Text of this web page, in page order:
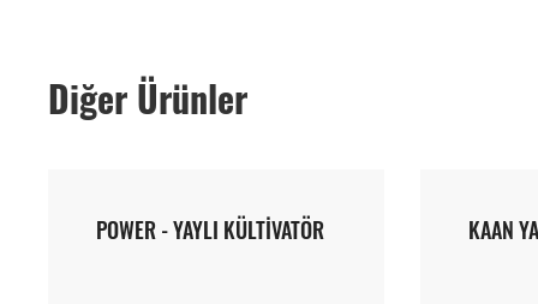
Diğer Ürünler
POWER - YAYLI KÜLTİVATÖR KAAN